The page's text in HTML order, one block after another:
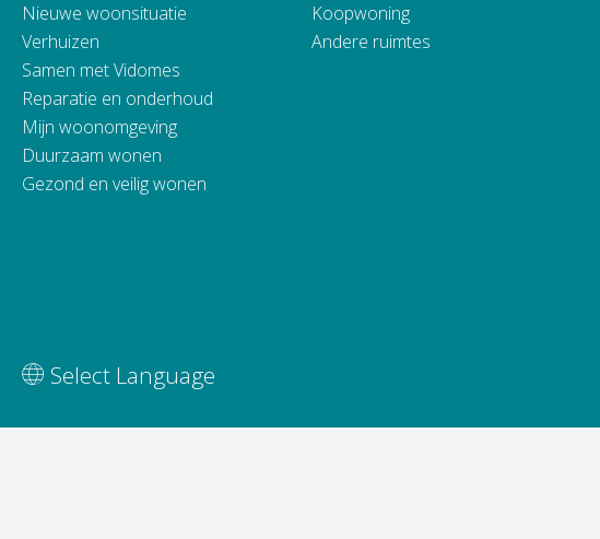
Nieuwe woonsituatie
Verhuizen
Samen met Vidomes
Reparatie en onderhoud
Mijn woonomgeving
Duurzaam wonen
Gezond en veilig wonen
Koopwoning
Andere ruimtes
Vertaal deze pagina
Select Language